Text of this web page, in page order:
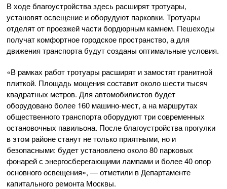
В ходе благоустройства здесь расширят тротуары,
установят освещение и оборудуют парковки. Тротуары
отделят от проезжей части бордюрным камнем. Пешеходы
получат комфортное городское пространство, а для
движения транспорта будут созданы оптимальные условия.
«В рамках работ тротуары расширят и замостят гранитной
плиткой. Площадь мощения составит около шести тысяч
квадратных метров. Для автомобилистов будет
оборудовано более 160 машино-мест, а на маршрутах
общественного транспорта оборудуют три современных
остановочных павильона. После благоустройства прогулки
в этом районе станут не только приятными, но и
безопасными: будет установлено около 80 парковых
фонарей с энергосберегающими лампами и более 40 опор
основного освещения», — отметили в Департаменте
капитального ремонта Москвы.